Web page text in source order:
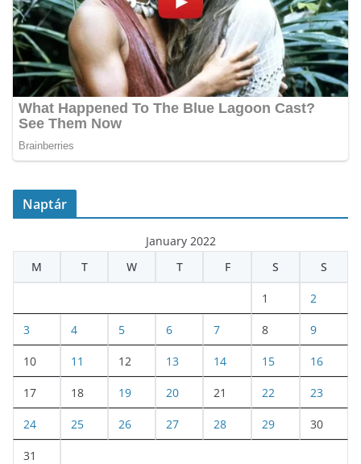
Naptár
January 2022
M
T W T F S S
1 2
3 4 5 6 7 8 9
10 11 12 13 14 15 16
17 18 19 20 21 22 23
24 25 26 27 28 29 30
31